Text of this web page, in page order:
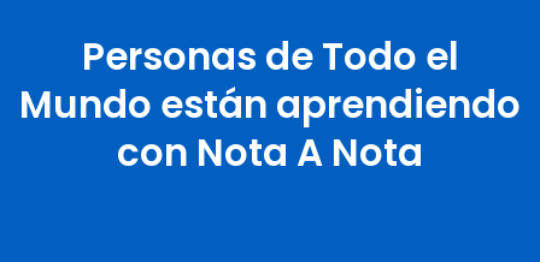
Personas de Todo el
Mundo están aprendiendo
con Nota A Nota